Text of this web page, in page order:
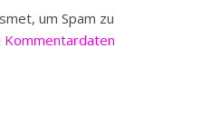
um Spam zu
Kommentardaten